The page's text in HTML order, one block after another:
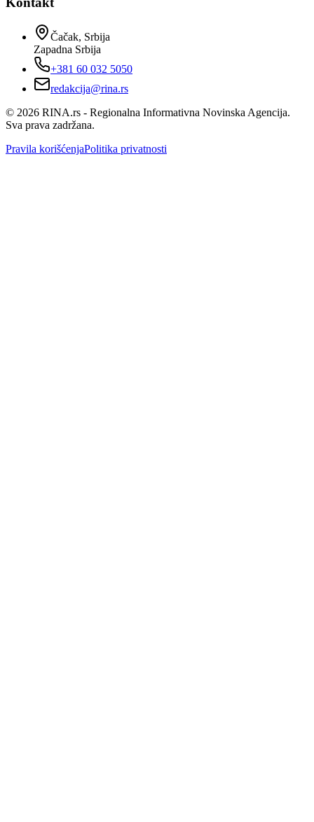
Čačak, Srbija
Zapadna Srbija
+381 60 032 5050
redakcija@rina.rs
© 2026 RINA.rs - Regionalna Informativna Novinska Agencija.
Sva prava zadržana.
Pravila korišćenjaPolitika privatnosti